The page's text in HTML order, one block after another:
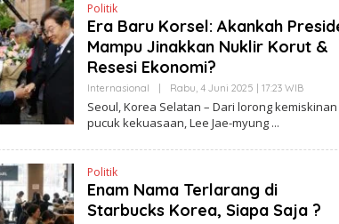
Politik
Era Baru Korsel: Akankah
Mampu Jinakkan Nuklir Korut &
Resesi Ekonomi?
Internasional Rabu, 4 Juni 2025 | 17:23 WIBO
E
A
E
Seoul, Korea Selatan – Dari lorong
pucuk kekuasaan, Lee Jae-myung
Politik
Enam Nama Terlarang di
Starbucks Korea, Siapa Saja ?